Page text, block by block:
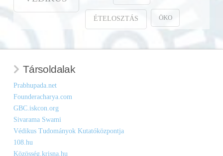
ÉTELOSZTÁS ÖKO
Társoldalak
Prabhupada.net
Founderacharya.com
GBC.iskcon.org
Sivarama Swami
Védikus Tudományok Kutatóközpontja
108.hu
Közösség.krisna.hu